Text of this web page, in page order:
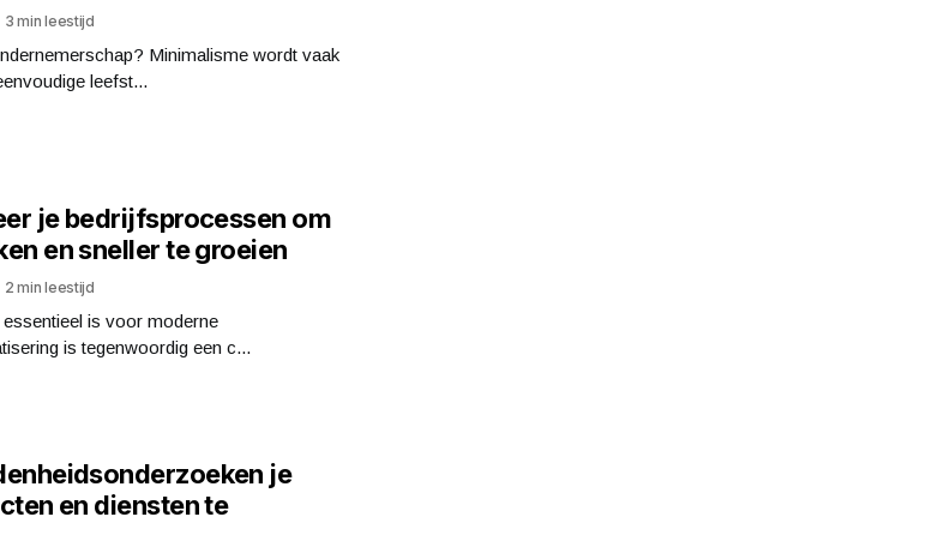
3 min leestijd
Minimalisme wordt vaak
leefst...
je bedrijfsprocessen om
en sneller te groeien
2 min leestijd
is voor moderne
is tegenwoordig een c...
je
en diensten te